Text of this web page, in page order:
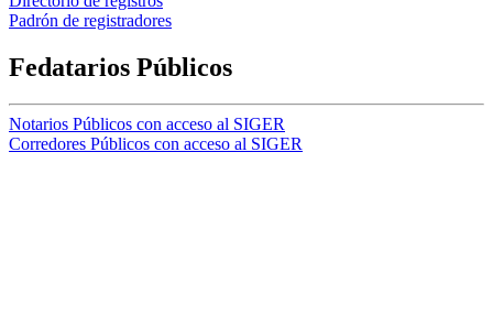
Padrón de registradores
Fedatarios Públicos
Notarios Públicos con acceso al SIGER
Corredores Públicos con acceso al SIGER